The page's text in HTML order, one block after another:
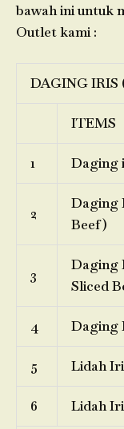
bawah ini untuk
Outlet kami :
DAGING IRIS
ITEMS
1 Daging
2
Daging
Beef)
3
Daging
Sliced
4 Daging
5 Lidah
6 Lidah